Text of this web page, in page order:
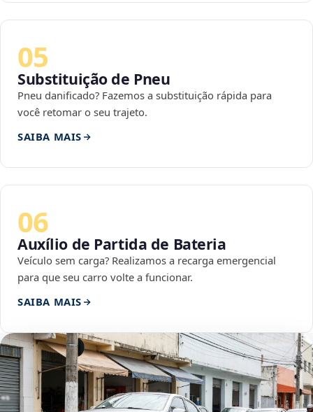
05
Substituição de Pneu
Pneu danificado? Fazemos a substituição rápida para
você retomar o seu trajeto.
SAIBA MAIS
06
Auxílio de Partida de Bateria
Veículo sem carga? Realizamos a recarga emergencial
para que seu carro volte a funcionar.
SAIBA MAIS